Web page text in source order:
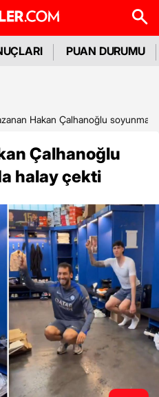
PUAN DURUMU
Hakan Çalhanoğlu soyunma
Çalhanoğlu
halay çekti